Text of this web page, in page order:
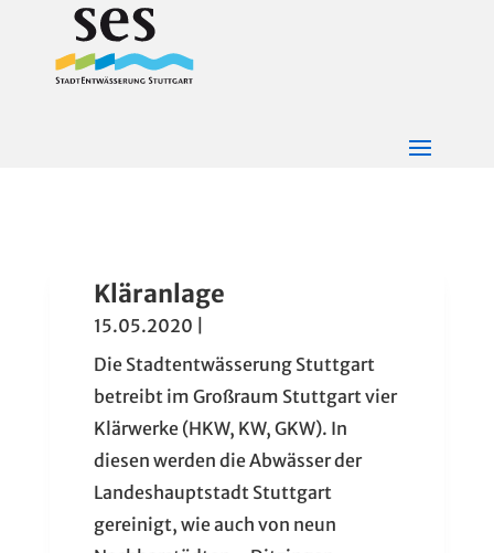
Kläranlage
15.05.2020
Die Stadtentwässerung Stuttgart
betreibt im Großraum Stuttgart vier
Klärwerke (HKW, KW, GKW). In
diesen werden die Abwässer der
Landeshauptstadt Stuttgart
gereinigt, wie auch von neun